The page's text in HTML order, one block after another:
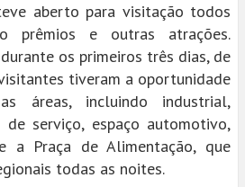
aberto para visitação todos
prêmios e outras atrações.
os primeiros três dias, de
tiveram a oportunidade
áreas, incluindo industrial,
de serviço, espaço automotivo,
a Praça de Alimentação, que
todas as noites.